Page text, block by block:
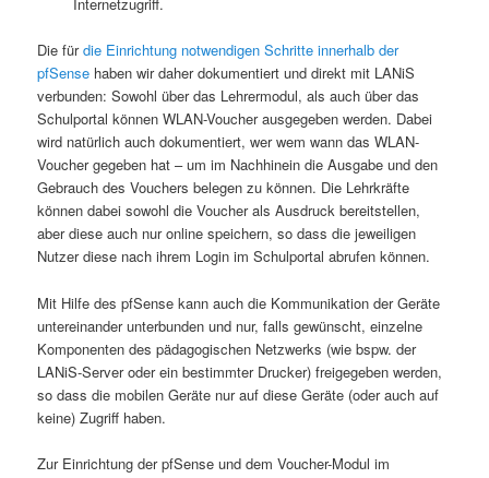
Die fürdie Einrichtung notwendigen Schritte innerhalb der
pfSense haben wir daher dokumentiert und direkt mit LANiS
verbunden: Sowohl über das Lehrermodul, als auch über das
Schulportal können WLAN-Voucher ausgegeben werden. Dabei
wird natürlich auch dokumentiert, wer wem wann das WLAN-
Voucher gegeben hat – um im Nachhinein die Ausgabe und den
Gebrauch des Vouchers belegen zu können. Die Lehrkräfte
können dabei sowohl die Voucher als Ausdruck bereitstellen,
aber diese auch nur online speichern, so dass die jeweiligen
Nutzer diese nach ihrem Login im Schulportal abrufen können.
Mit Hilfe des pfSense kann auch die Kommunikation der Geräte
untereinander unterbunden und nur, falls gewünscht, einzelne
Komponenten des pädagogischen Netzwerks (wie bspw. der
LANiS-Server oder ein bestimmter Drucker) freigegeben werden,
so dass die mobilen Geräte nur auf diese Geräte (oder auch auf
keine) Zugriff haben.
Zur Einrichtung der pfSense und dem Voucher-Modul im